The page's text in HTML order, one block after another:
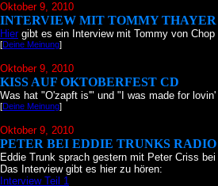
Oktober 9, 2010
INTERVIEW MIT TOMMY THAYER
Hiergibt es ein Interview mit Tommy von Chop
[Deine Meinung]
Oktober 9, 2010
KISS AUF OKTOBERFEST CD
Was hat "O'zapft is'" und "I was made for
[Deine Meinung]
Oktober 9, 2010
PETER BEI EDDIE TRUNKS RADIO
Eddie Trunk sprach gestern mit Peter Criss
Das Interview gibt es hier zu hören:
Interview Teil 1